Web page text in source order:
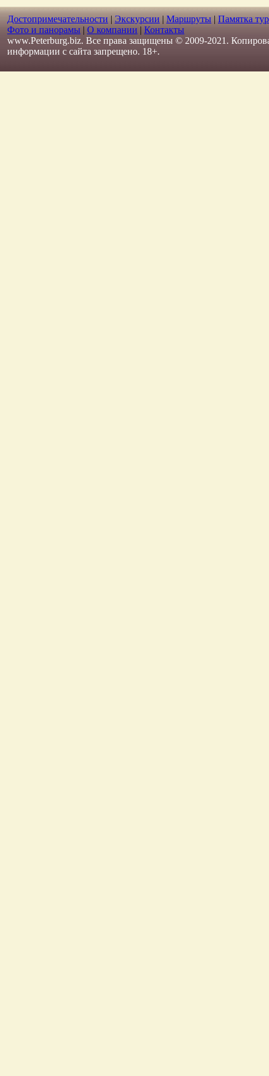
Достопримечательности | Экскурсии | Маршруты | Памятка
Фото и панорамы | О компании | Контакты
www.Peterburg.biz. Все права защищены © 2009-2021.
информации с сайта запрещено. 18+.